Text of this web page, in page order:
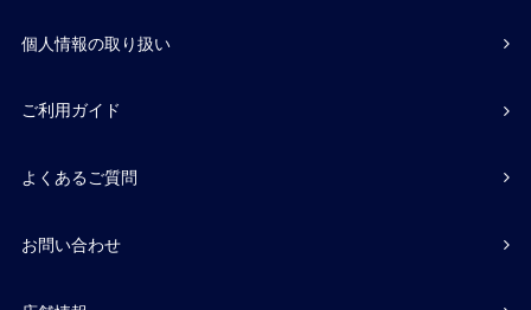
個人情報の取り扱い
ご利用ガイド
よくあるご質問
お問い合わせ